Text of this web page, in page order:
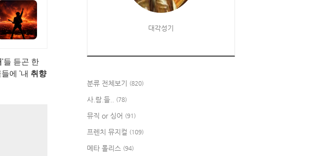
'들 듣곤 한
에 '내 취향
대각성기
분류 전체보기 (820)
사.람.들.. (78)
뮤직 or 싱어 (91)
프렌치 뮤지컬 (109)
메타 폴리스 (94)